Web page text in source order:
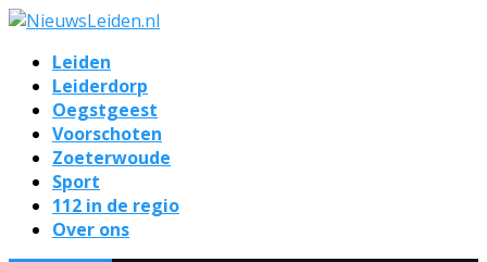
Leiden
Leiderdorp
Oegstgeest
Voorschoten
Zoeterwoude
Sport
112 in de regio
Over ons